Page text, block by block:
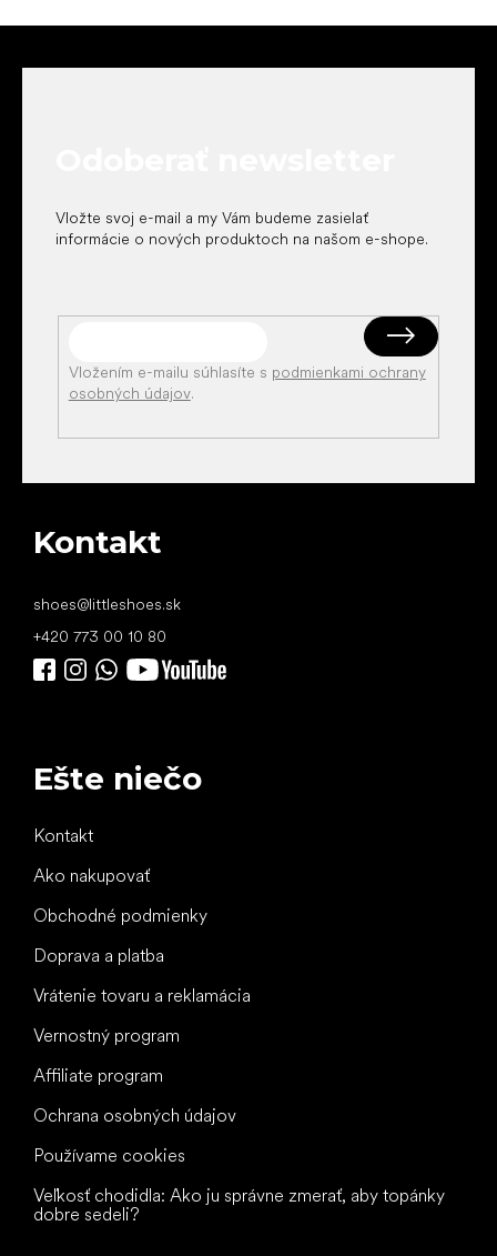
Vložte svoj e-mail a my Vám budeme zasielať
informácie o nových produktoch na našom e-shope.
Vložením e-mailu súhlasíte s podmienkami ochrany
osobných údajov.
Kontakt
shoes@littleshoes.sk
+420 773 00 10 80
Ešte niečo
Kontakt
Ako nakupovať
Obchodné podmienky
Doprava a platba
Vrátenie tovaru a reklamácia
Vernostný program
Affiliate program
Ochrana osobných údajov
Používame cookies
Veľkosť chodidla: Ako ju správne zmerať, aby topánky
dobre sedeli?